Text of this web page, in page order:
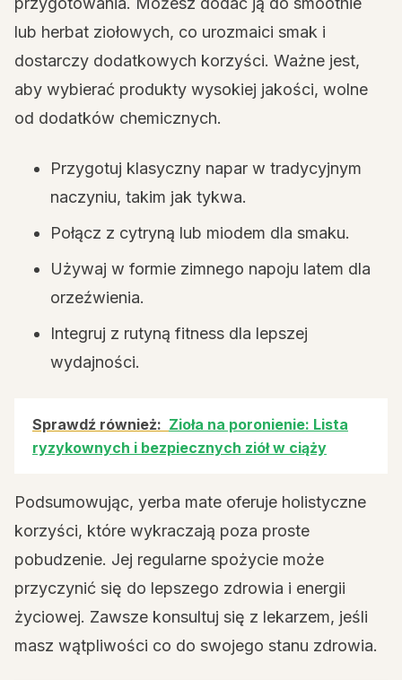
lub herbat ziołowych, co urozmaici smak i
dostarczy dodatkowych korzyści. Ważne jest,
aby wybierać produkty wysokiej jakości, wolne
od dodatków chemicznych.
Przygotuj klasyczny napar w tradycyjnym
naczyniu, takim jak tykwa.
Połącz z cytryną lub miodem dla smaku.
Używaj w formie zimnego napoju latem dla
orzeźwienia.
Integruj z rutyną fitness dla lepszej
wydajności.
Sprawdź również: Zioła na poronienie: Lista
ryzykownych i bezpiecznych ziół w ciąży
Podsumowując, yerba mate oferuje holistyczne
korzyści, które wykraczają poza proste
pobudzenie. Jej regularne spożycie może
przyczynić się do lepszego zdrowia i energii
życiowej. Zawsze konsultuj się z lekarzem, jeśli
masz wątpliwości co do swojego stanu zdrowia.